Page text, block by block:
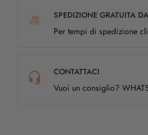
SPEDIZIONE GRATUITA
Per tempi di spedizione
CONTATTACI
Vuoi un consiglio?